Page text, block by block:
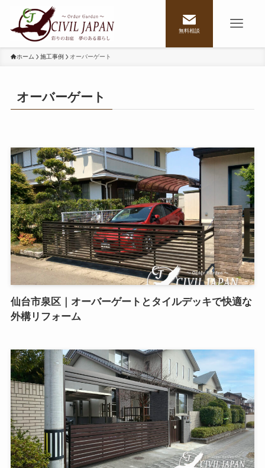
無料相談
ホーム 施工事例 オーバーゲート
オーバーゲート
仙台市泉区｜オーバーゲートとタイルデッキで快適な
外構リフォーム